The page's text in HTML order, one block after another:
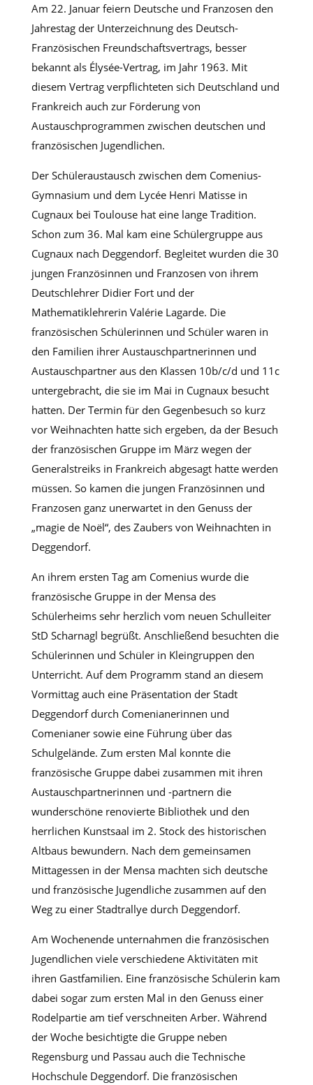
Am 22. Januar feiern Deutsche und Franzosen den
Jahrestag der Unterzeichnung des Deutsch-
Französischen Freundschaftsvertrags, besser
bekannt als Élysée-Vertrag, im Jahr 1963. Mit
diesem Vertrag verpflichteten sich Deutschland und
Frankreich auch zur Förderung von
Austauschprogrammen zwischen deutschen und
französischen Jugendlichen.
Der Schüleraustausch zwischen dem Comenius-
Gymnasium und dem Lycée Henri Matisse in
Cugnaux bei Toulouse hat eine lange Tradition.
Schon zum 36. Mal kam eine Schülergruppe aus
Cugnaux nach Deggendorf. Begleitet wurden die 30
jungen Französinnen und Franzosen von ihrem
Deutschlehrer Didier Fort und der
Mathematiklehrerin Valérie Lagarde. Die
französischen Schülerinnen und Schüler waren in
den Familien ihrer Austauschpartnerinnen und
Austauschpartner aus den Klassen 10b/c/d und 11c
untergebracht, die sie im Mai in Cugnaux besucht
hatten. Der Termin für den Gegenbesuch so kurz
vor Weihnachten hatte sich ergeben, da der Besuch
der französischen Gruppe im März wegen der
Generalstreiks in Frankreich abgesagt hatte werden
müssen. So kamen die jungen Französinnen und
Franzosen ganz unerwartet in den Genuss der
„magie de Noël“, des Zaubers von Weihnachten in
Deggendorf.
An ihrem ersten Tag am Comenius wurde die
französische Gruppe in der Mensa des
Schülerheims sehr herzlich vom neuen Schulleiter
StD Scharnagl begrüßt. Anschließend besuchten die
Schülerinnen und Schüler in Kleingruppen den
Unterricht. Auf dem Programm stand an diesem
Vormittag auch eine Präsentation der Stadt
Deggendorf durch Comenianerinnen und
Comenianer sowie eine Führung über das
Schulgelände. Zum ersten Mal konnte die
französische Gruppe dabei zusammen mit ihren
Austauschpartnerinnen und -partnern die
wunderschöne renovierte Bibliothek und den
herrlichen Kunstsaal im 2. Stock des historischen
Altbaus bewundern. Nach dem gemeinsamen
Mittagessen in der Mensa machten sich deutsche
und französische Jugendliche zusammen auf den
Weg zu einer Stadtrallye durch Deggendorf.
Am Wochenende unternahmen die französischen
Jugendlichen viele verschiedene Aktivitäten mit
ihren Gastfamilien. Eine französische Schülerin kam
dabei sogar zum ersten Mal in den Genuss einer
Rodelpartie am tief verschneiten Arber. Während
der Woche besichtigte die Gruppe neben
Regensburg und Passau auch die Technische
Hochschule Deggendorf. Die französischen